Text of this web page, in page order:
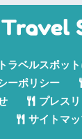
トラベルスポッ
ーポリシー
プレス
サイトマ